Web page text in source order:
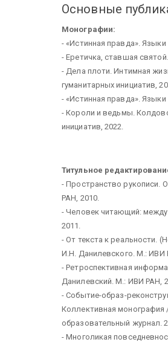
Основные
Монографии:
- «Истинная правда».
- Еретичка, ставшая
- Дела плоти. Интимная
гуманитарных инициатив,
- «Истинная правда».
- Короли и ведьмы.
инициатив, 2022.
Титульное
- Пространство рукописи.
РАН, 2010.
- Человек читающий:
2011.
- От текста к реальности.
И.Н. Данилевского. М.: ИВИ
- Ретроспективная
Данилевский. М.: ИВИ РАН,
- Событие-образ-
Коллективная монография
образовательный журнал.
- Многоликая